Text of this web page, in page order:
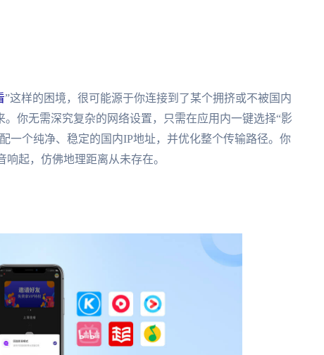
”这样的困境，很可能源于你连接到了某个拥挤或不被国内
你无需深究复杂的网络设置，只需在应用内一键选择“影
一个纯净、稳定的国内IP地址，并优化整个传输路径。你
起，仿佛地理距离从未存在。